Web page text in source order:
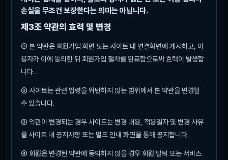
손실을 무조건 보장한다는 의미는 아닙니다.
제3조 약관의 효력 및 변경
① 본 약관은 회원가입 화면 또는 사이트 내 연결화면에 게시하고, 이
용자가 이에 동의한 뒤 회원가입 절차를 완료함으로써 효력이 발생합
니다.
② 사이트는 관련 법령을 위반하지 않는 범위에서 본 약관을 변경할
수 있습니다.
③ 약관이 변경되는 경우 사이트는 변경 내용, 적용일자 및 변경 사유
를 사이트 내 공지사항 또는 별도 안내 화면을 통해 공지합니다.
④ 회원은 변경된 약관에 동의하지 않을 경우 회원 탈퇴 또는 서비스